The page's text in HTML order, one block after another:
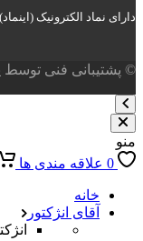
دارای نماد الکترونیک (اینماد)
© پشتیبانی فنی توسط
منو
0 علاقه مندی ها
خانه
آقای انژکتور